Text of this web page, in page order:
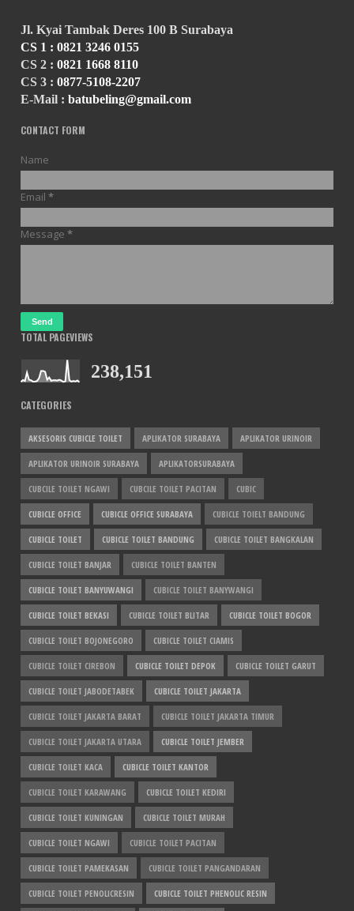
Jl. Kyai Tambak Deres 100 B Surabaya
CS 1 : 0821 3246 0155
CS 2 : 0821 1668 8110
CS 3 : 0877-5108-2207
E-Mail : batubeling@gmail.com
CONTACT FORM
Name
Email *
Message *
TOTAL PAGEVIEWS
238,151
CATEGORIES
AKSESORIS CUBICLE TOILET APLIKATOR SURABAYA APLIKATOR URINOIR
APLIKATOR URINOIR SURABAYA APLIKATORSURABAYA
CUBCILE TOILET NGAWI CUBCILE TOILET PACITAN CUBIC
CUBICLE OFFICE CUBICLE OFFICE SURABAYA CUBICLE TOIELT BANDUNG
CUBICLE TOILET CUBICLE TOILET BANDUNG CUBICLE TOILET BANGKALAN
CUBICLE TOILET BANJAR CUBICLE TOILET BANTEN
CUBICLE TOILET BANYUWANGI CUBICLE TOILET BANYWANGI
CUBICLE TOILET BEKASI CUBICLE TOILET BLITAR CUBICLE TOILET BOGOR
CUBICLE TOILET BOJONEGORO CUBICLE TOILET CIAMIS
CUBICLE TOILET CIREBON CUBICLE TOILET DEPOK CUBICLE TOILET GARUT
CUBICLE TOILET JABODETABEK CUBICLE TOILET JAKARTA
CUBICLE TOILET JAKARTA BARAT CUBICLE TOILET JAKARTA TIMUR
CUBICLE TOILET JAKARTA UTARA CUBICLE TOILET JEMBER
CUBICLE TOILET KACA CUBICLE TOILET KANTOR
CUBICLE TOILET KARAWANG CUBICLE TOILET KEDIRI
CUBICLE TOILET KUNINGAN CUBICLE TOILET MURAH
CUBICLE TOILET NGAWI CUBICLE TOILET PACITAN
CUBICLE TOILET PAMEKASAN CUBICLE TOILET PANGANDARAN
CUBICLE TOILET PENOLICRESIN CUBICLE TOILET PHENOLIC RESIN